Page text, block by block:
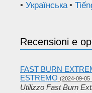
Українська
Recensioni e
FAST BURN
ESTREMO (2024-09-05
Utilizzo Fast Burn